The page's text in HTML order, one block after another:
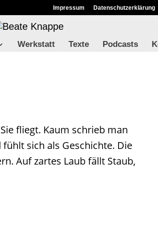
Impressum Datenschutzerklärung
Werkstatt Texte Podcasts
fliegt. Kaum schrieb man
sich als Geschichte. Die
Auf zartes Laub fällt Staub,